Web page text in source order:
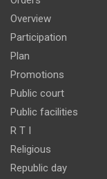
Overview
Participation
Plan
Promotions
Public court
Public facilities
R T I
Religious
Republic day